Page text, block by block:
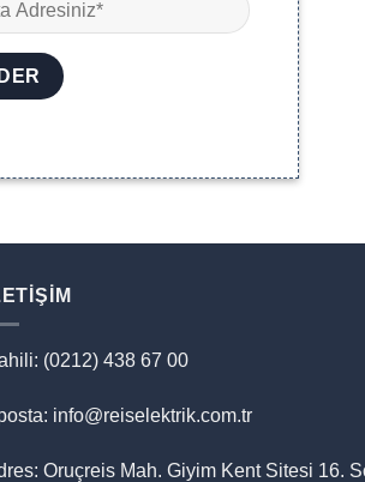
(0212) 438 67 00
info@reiselektrik.com.tr
Oruçreis Mah. Giyim Kent Sitesi 16.